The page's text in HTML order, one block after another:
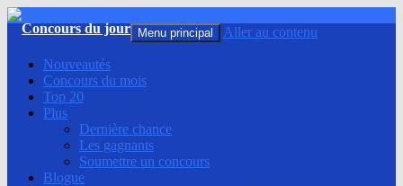
Menu principal Aller au contenu
Nouveautés
Concours du mois
Top 20
Plus
Dernière chance
Les gagnants
Soumettre un concours
Blogue